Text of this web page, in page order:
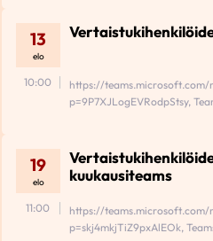
13
elo
10:00
https://teams.microsoft.com/
p=9P7XJLogEVRodpStsy,
19
elo
kuukausiteams
11:00
https://teams.microsoft.com/
p=skj4mkjTiZ9pxAlEOk,